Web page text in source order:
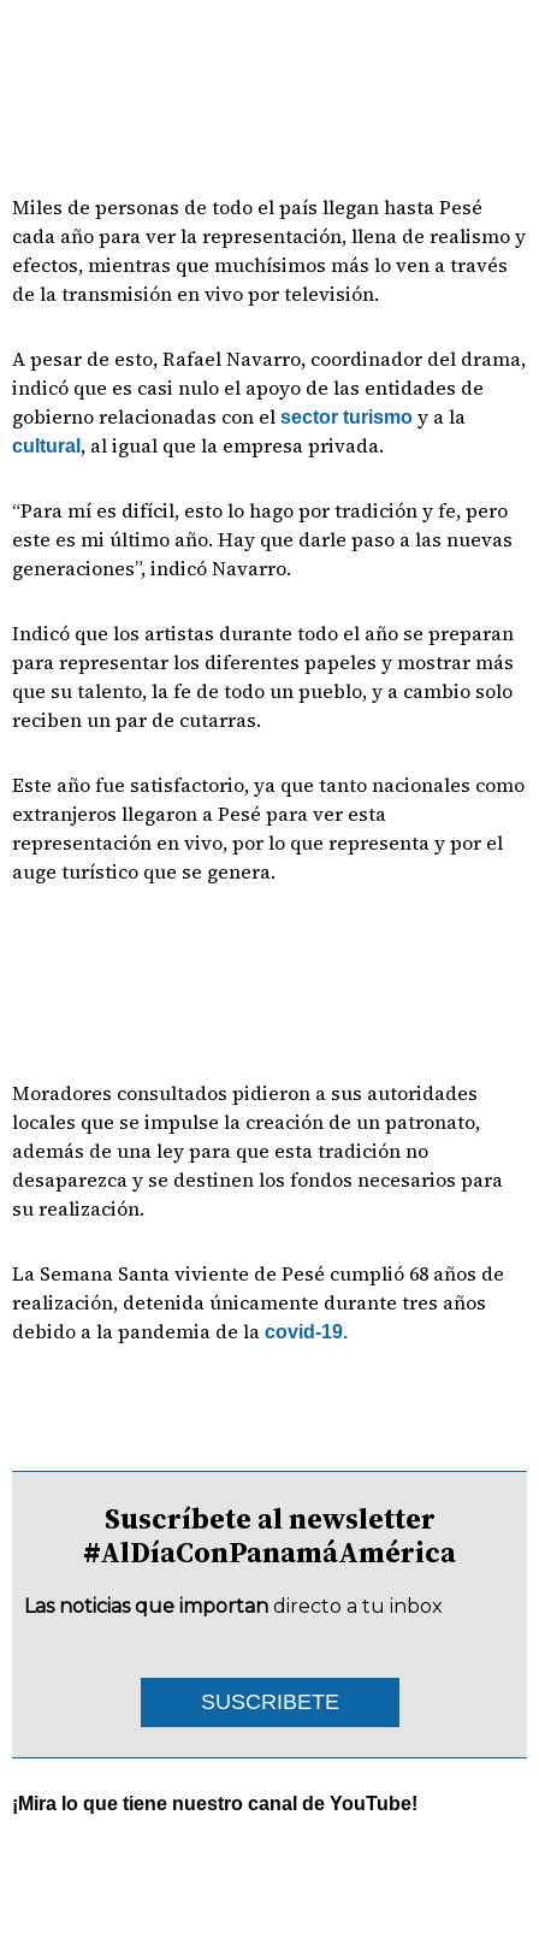
Miles de personas de todo el país llegan hasta Pesé
cada año para ver la representación, llena de realismo y
efectos, mientras que muchísimos más lo ven a través
de la transmisión en vivo por televisión.
A pesar de esto, Rafael Navarro, coordinador del drama,
indicó que es casi nulo el apoyo de las entidades de
gobierno relacionadas con el sector turismo y a la
cultural , al igual que la empresa privada.
“Para mí es difícil, esto lo hago por tradición y fe, pero
este es mi último año. Hay que darle paso a las nuevas
generaciones”, indicó Navarro.
Indicó que los artistas durante todo el año se preparan
para representar los diferentes papeles y mostrar más
que su talento, la fe de todo un pueblo, y a cambio solo
reciben un par de cutarras.
Este año fue satisfactorio, ya que tanto nacionales como
extranjeros llegaron a Pesé para ver esta
representación en vivo, por lo que representa y por el
auge turístico que se genera.
Moradores consultados pidieron a sus autoridades
locales que se impulse la creación de un patronato,
además de una ley para que esta tradición no
desaparezca y se destinen los fondos necesarios para
su realización.
La Semana Santa viviente de Pesé cumplió 68 años de
realización, detenida únicamente durante tres años
debido a la pandemia de la covid-19.
Suscríbete al newsletter
#AlDíaConPanamáAmérica
Las noticias que importan directo a tu inbox
SUSCRIBETE
¡Mira lo que tiene nuestro canal de YouTube!